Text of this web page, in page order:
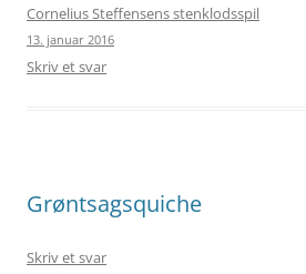
Cornelius Steffensens stenklodsspil
13. januar 2016
Skriv et svar
Grøntsagsquiche
Skriv et svar